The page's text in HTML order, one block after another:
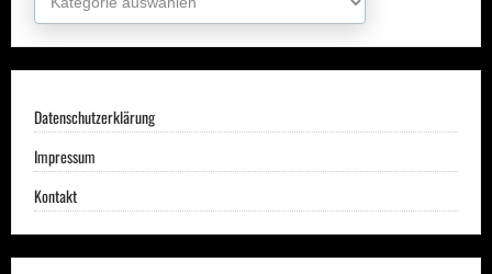
Datenschutzerklärung
Impressum
Kontakt